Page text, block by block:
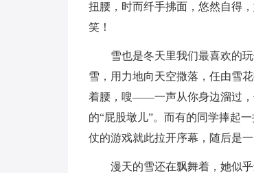
扭腰，时而纤手拂面，悠然自得
笑！
雪也是冬天里我们最喜欢的
雪，用力地向天空撒落，任由雪
着腰，嗖——一声从你身边溜过，
的“屁股墩儿”。而有的同学捧起
仗的游戏就此拉开序幕，随后是一
漫天的雪还在飘舞着，她似